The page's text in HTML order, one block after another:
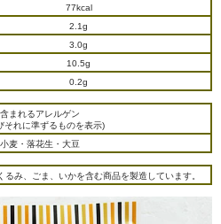
77kcal
2.1g
3.0g
10.5g
0.2g
まれるアレルゲン
それに準ずるものを表示)
麦・落花生・大豆
み、ごま、いかを含む商品を製造しています。